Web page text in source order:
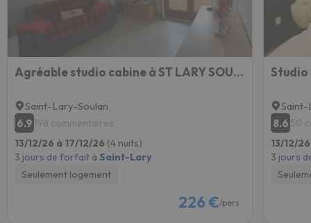
Agréable studio cabine à ST LARY SOULAN - 5 couchages
Saint-Lary-Soulan
6.9 198 commentaires
13/12/26 à 17/12/26 (4 nuits)
3 jours de forfait à Saint-Lary
Seulement logement
226 €/pers.
Studio
8.6 50
13/12/
3 jours